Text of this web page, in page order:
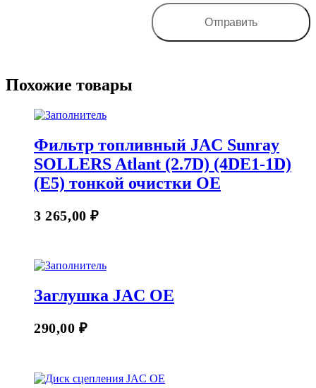
Похожие товары
Фильтр топливный JAC Sunray
SOLLERS Atlant (2.7D) (4DE1-1D)
(Е5) тонкой очистки OE
3 265,00₽
Заглушка JAC OE
290,00₽